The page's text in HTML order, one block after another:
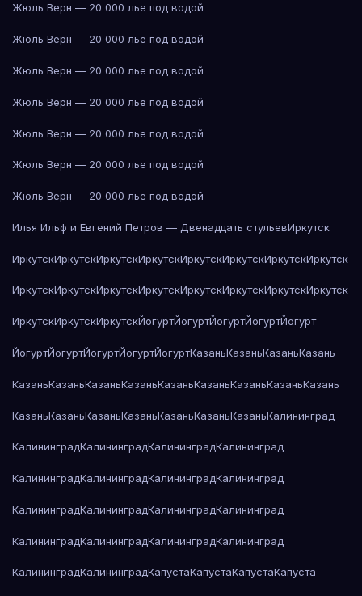
Жюль Верн — 20 000 лье под водой
Жюль Верн — 20 000 лье под водой
Жюль Верн — 20 000 лье под водой
Жюль Верн — 20 000 лье под водой
Жюль Верн — 20 000 лье под водой
Жюль Верн — 20 000 лье под водой
Жюль Верн — 20 000 лье под водой
Илья Ильф и Евгений Петров — Двенадцать стульевИркутск
ИркутскИркутскИркутскИркутскИркутскИркутскИркутскИркутск
ИркутскИркутскИркутскИркутскИркутскИркутскИркутскИркутск
ИркутскИркутскИркутскЙогуртЙогуртЙогуртЙогуртЙогурт
ЙогуртЙогуртЙогуртЙогуртЙогуртКазаньКазаньКазаньКазань
КазаньКазаньКазаньКазаньКазаньКазаньКазаньКазаньКазань
КазаньКазаньКазаньКазаньКазаньКазаньКазаньКалининград
КалининградКалининградКалининградКалининград
КалининградКалининградКалининградКалининград
КалининградКалининградКалининградКалининград
КалининградКалининградКалининградКалининград
КалининградКалининградКапустаКапустаКапустаКапуста